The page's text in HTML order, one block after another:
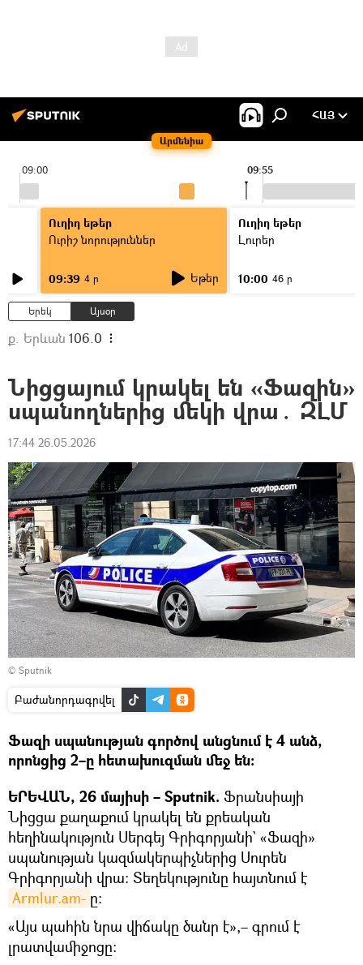
Արմենիա
ՀԱՅ
09:00 09:55
Ուղիղ եթեր
Ուրիշ նորություններ
09:39 4 ր Եթեր
Ուղիղ եթեր
Լուրեր
10:00 46 ր
Երեկ Այսօր
ք. Երևան 106.0
Նիցցայում կրակել են «Ֆազին»
սպանողներից մեկի վրա․ ԶԼՄ
17:44 26.05.2026
© Sputnik
Բաժանորդագրվել
Ֆազի սպանության գործով անցնում է 4 անձ,
որոնցից 2–ը հետախուզման մեջ են։
ԵՐԵՎԱՆ, 26 մայիսի – Sputnik. Ֆրանսիայի
Նիցցա քաղաքում կրակել են քրեական
հեղինակություն Սերգեյ Գրիգորյանի` «Ֆազի»
սպանության կազմակերպիչներից Սուրեն
Գրիգորյանի վրա։ Տեղեկությունը հայտնում է
Armlur.am- ը։
«Այս պահին նրա վիճակը ծանր է»,– գրում է
լրատվամիջոցը։